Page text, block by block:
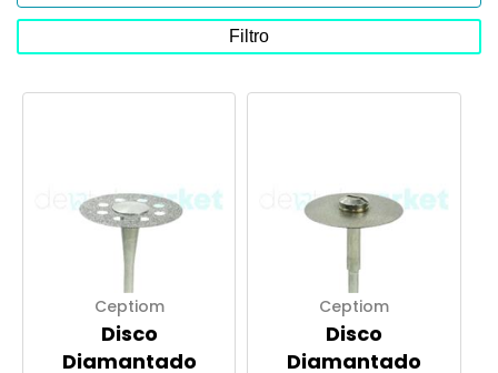
Filtro
Ceptiom
Disco
Diamantado
Ceptiom
Disco
Diamantado